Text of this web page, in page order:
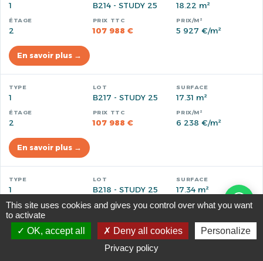
1 B214 - STUDY 25 18.22 m²
2 107 988 € 5 927 €/m²
En savoir plus →
1 B217 - STUDY 25 17.31 m²
2 107 988 € 6 238 €/m²
En savoir plus →
1 B218 - STUDY 25 17.34 m²
2
En savoir plus →
This site uses cookies and gives you control over what you want
to activate
OK, accept all
Deny all cookies
Personalize
Privacy policy